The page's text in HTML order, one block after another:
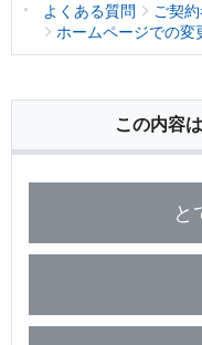
家計保障・就業不能保障
家計保障定期保険ＮＥＯ
個人年金保険
マーケットリンク
手続き
ライフイベントごとの
海外渡航するとき
保険用語集
東京海上ホールディ
よくある質問
ご契
ホームページでの変
この内容
と